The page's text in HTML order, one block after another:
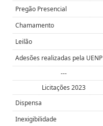
Pregão Presencial
Chamamento
Leilão
Adesões realizadas pela UENP
---
Licitações 2023
Dispensa
Inexigibilidade